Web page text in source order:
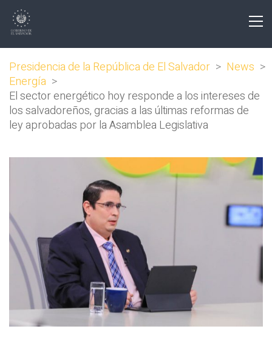
Presidencia de la República de El Salvador > News >
Energía >
El sector energético hoy responde a los intereses de
los salvadoreños, gracias a las últimas reformas de
ley aprobadas por la Asamblea Legislativa